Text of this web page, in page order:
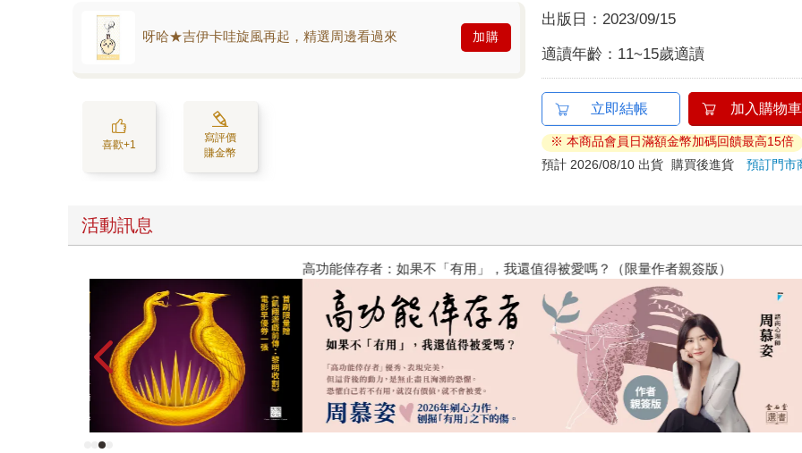
呀哈★吉伊卡哇旋風再起，精選周邊看過來 加購
喜歡+1
寫評價
賺金幣
出版日： 2023/09/15
適讀年齡： 11~15歲適讀
立即結帳 加入購物車
※ 本商品會員日滿額金幣加碼回饋最高15倍
預計 2026/08/10 出貨
購買後進貨預訂門市
活動訊息
高功能倖存者：如果不「有用」，我還值得被愛嗎？（限量作者親簽版） PUGO噗果聰明書包開學季預購